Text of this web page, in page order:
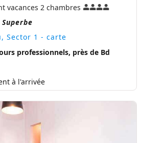
vacances 2 chambres
Superbe
Sector 1 - carte
professionnels, près de Bd
à l'arrivée